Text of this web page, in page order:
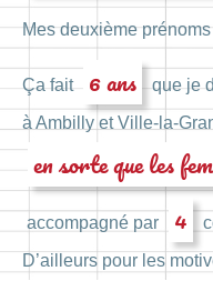
Mes deuxième
Ça fait 6 ans que je
à Ambilly et Ville-la-
en sorte que les
accompagné par 4
D’ailleurs pour les